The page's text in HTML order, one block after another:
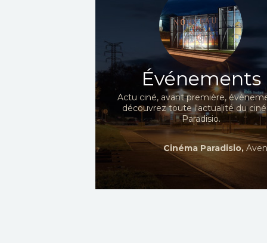
Événements
Actu ciné, avant première,
découvrez toute l'actualité du
Paradisio.
Cinéma Paradisio,